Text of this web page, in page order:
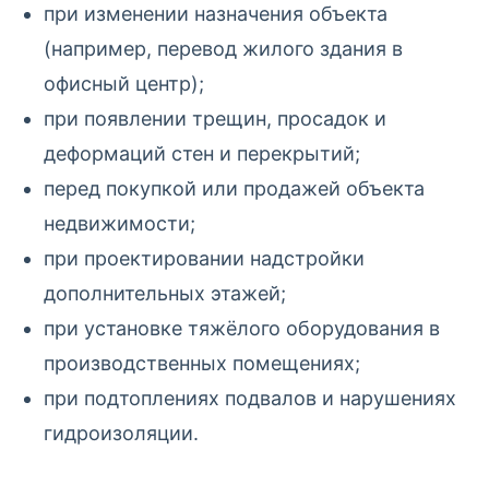
при изменении назначения объекта
(например, перевод жилого здания в
офисный центр);
при появлении трещин, просадок и
деформаций стен и перекрытий;
перед покупкой или продажей объекта
недвижимости;
при проектировании надстройки
дополнительных этажей;
при установке тяжёлого оборудования в
производственных помещениях;
при подтоплениях подвалов и нарушениях
гидроизоляции.